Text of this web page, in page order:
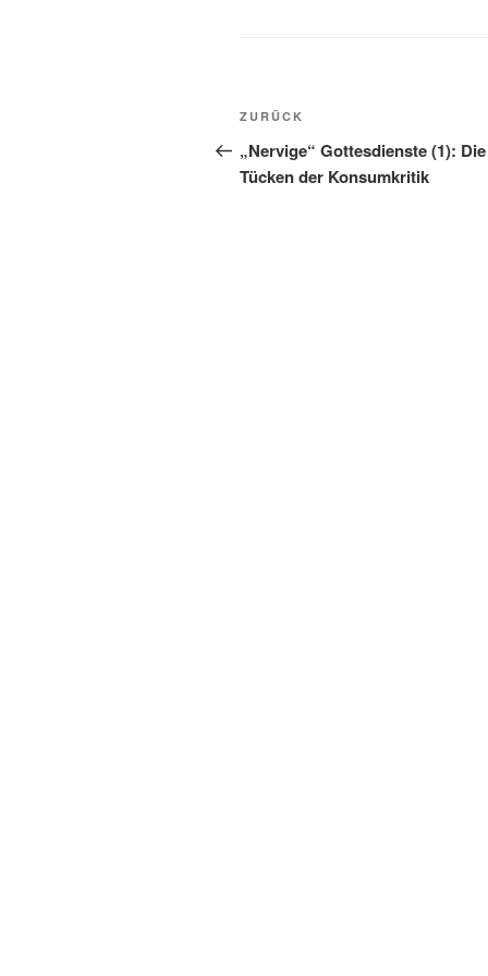
Beitragsnavigation
Vorheriger
Beitrag
ZURÜCK
„Nervige“ Gottesdienste (1): Die
Tücken der Konsumkritik